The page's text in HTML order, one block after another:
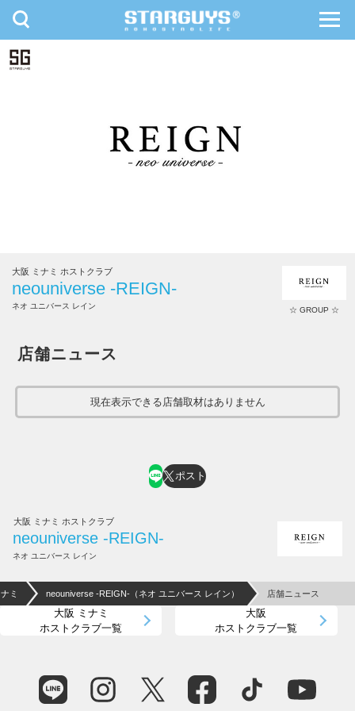
九州・沖縄
toggle
navigation
大阪 ミナミ ホストクラブ
neouniverse -REIGN-
ネオ ユニバース レイン ☆ GROUP ☆
店舗ニュース
現在表示できる店舗取材はありません
ポスト
大阪 ミナミ ホストクラブ
neouniverse -REIGN-
ネオ ユニバース レイン
ミ neouniverse -REIGN-（ネオ ユニバース レイン） 店舗ニュース
大阪 ミナミ
ホストクラブ一覧
大阪
ホストクラブ一覧